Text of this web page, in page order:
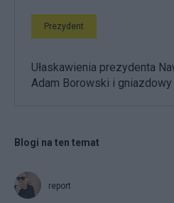
Prezydent
Ułaskawienia prezydenta
Adam Borowski i
Blogi na ten temat
report